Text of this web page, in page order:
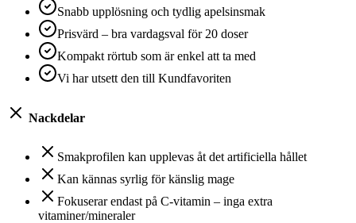
Snabb upplösning och tydlig apelsinsmak
Prisvärd – bra vardagsval för 20 doser
Kompakt rörtub som är enkel att ta med
Vi har utsett den till Kundfavoriten
Nackdelar
Smakprofilen kan upplevas åt det artificiella hållet
Kan kännas syrlig för känslig mage
Fokuserar endast på C‑vitamin – inga extra
vitaminer/mineraler